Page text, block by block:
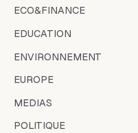
ECO&FINANCE
EDUCATION
ENVIRONNEMENT
EUROPE
MEDIAS
POLITIQUE